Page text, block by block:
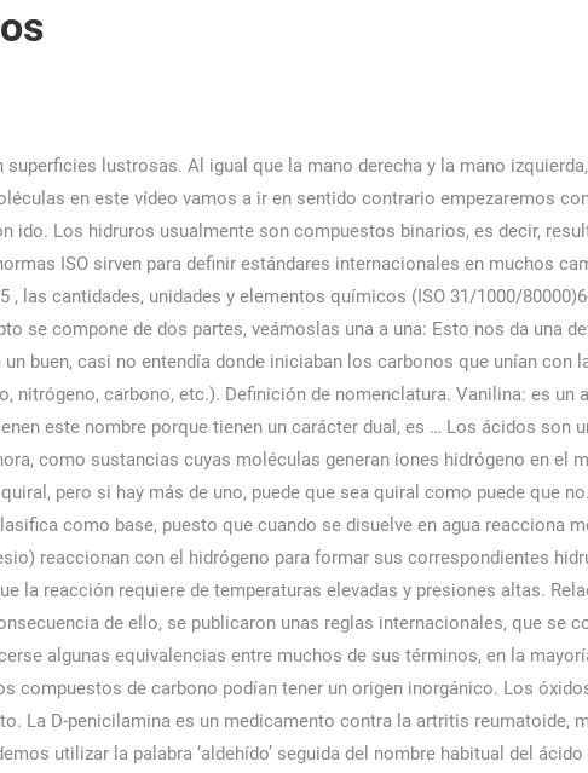
lustrosas. Al igual que la mano derecha y la mano
en este vídeo vamos a ir en sentido contrario empezaremos
ido. Los hidruros usualmente son compuestos binarios, es decir,
ISO sirven para definir estándares internacionales en muchos
, las cantidades, unidades y elementos químicos (ISO 31/1000/
se compone de dos partes, veámoslas una a una: Esto nos da una
buen, casi no entendía donde iniciaban los carbonos que unían con
nitrógeno, carbono, etc.). Definición de nomenclatura. Vanilina: es
este nombre porque tienen un carácter dual, es … Los ácidos son
como sustancias cuyas moléculas generan iones hidrógeno en el
pero si hay más de uno, puede que sea quiral como puede que
como base, puesto que cuando se disuelve en agua reacciona
reaccionan con el hidrógeno para formar sus correspondientes
la reacción requiere de temperaturas elevadas y presiones altas.
de ello, se publicaron unas reglas internacionales, que se
algunas equivalencias entre muchos de sus términos, en la
compuestos de carbono podían tener un origen inorgánico. Los
La D-penicilamina es un medicamento contra la artritis reumatoide,
utilizar la palabra ‘aldehído’ seguida del nombre habitual del